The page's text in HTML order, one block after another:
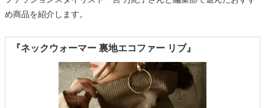
め商品を紹介します。
『ネックウォーマー 裏地エコファー リブ』